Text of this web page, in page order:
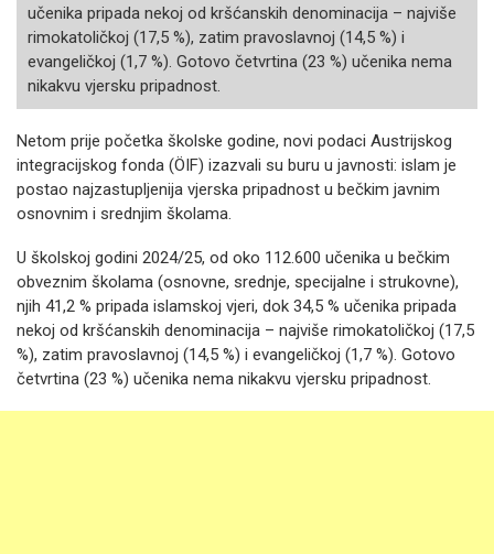
učenika pripada nekoj od kršćanskih denominacija – najviše
rimokatoličkoj (17,5 %), zatim pravoslavnoj (14,5 %) i
evangeličkoj (1,7 %). Gotovo četvrtina (23 %) učenika nema
nikakvu vjersku pripadnost.
Netom prije početka školske godine, novi podaci Austrijskog
integracijskog fonda (ÖIF) izazvali su buru u javnosti: islam je
postao najzastupljenija vjerska pripadnost u bečkim javnim
osnovnim i srednjim školama.
U školskoj godini 2024/25, od oko 112.600 učenika u bečkim
obveznim školama (osnovne, srednje, specijalne i strukovne),
njih 41,2 % pripada islamskoj vjeri, dok 34,5 % učenika pripada
nekoj od kršćanskih denominacija – najviše rimokatoličkoj (17,5
%), zatim pravoslavnoj (14,5 %) i evangeličkoj (1,7 %). Gotovo
četvrtina (23 %) učenika nema nikakvu vjersku pripadnost.